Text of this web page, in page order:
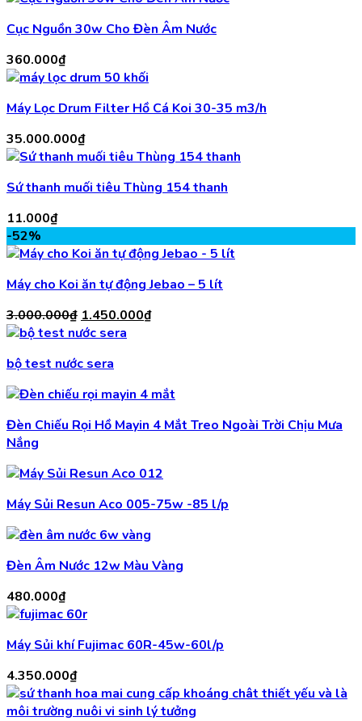
Cục Nguồn 30w Cho Đèn Âm Nước
360.000₫
Máy Lọc Drum Filter Hồ Cá Koi 30-35 m3/h
35.000.000₫
Sứ thanh muối tiêu Thùng 154 thanh
11.000₫
-52%
Máy cho Koi ăn tự động Jebao – 5 lít
3.000.000₫ Giá
gốc
3.000.000₫.
1.450.000₫Giá
1.450.000₫.
bộ test nước sera
Đèn Chiếu Rọi Hồ Mayin 4 Mắt Treo Ngoài Trời Chịu Mưa
Nắng
Máy Sủi Resun Aco 005-75w -85 l/p
Đèn Âm Nước 12w Màu Vàng
480.000₫
Máy Sủi khí Fujimac 60R-45w-60l/p
4.350.000₫